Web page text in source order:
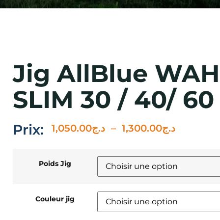
Jig AllBlue
SLIM 30 / 40/ 60
Prix: د.ج1,050.00 – د.ج1,300.00
Poids Jig
Couleur jig